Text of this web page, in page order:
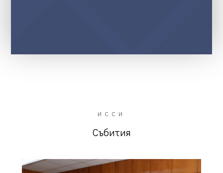
ИССИ
Събития